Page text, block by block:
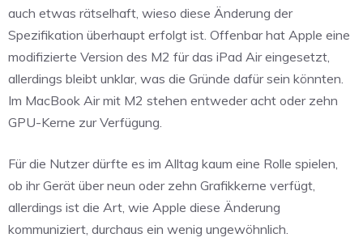
auch etwas rätselhaft, wieso diese Änderung der
Spezifikation überhaupt erfolgt ist. Offenbar hat Apple eine
modifizierte Version des M2 für das iPad Air eingesetzt,
allerdings bleibt unklar, was die Gründe dafür sein könnten.
Im MacBook Air mit M2 stehen entweder acht oder zehn
GPU-Kerne zur Verfügung.
Für die Nutzer dürfte es im Alltag kaum eine Rolle spielen,
ob ihr Gerät über neun oder zehn Grafikkerne verfügt,
allerdings ist die Art, wie Apple diese Änderung
kommuniziert, durchaus ein wenig ungewöhnlich.